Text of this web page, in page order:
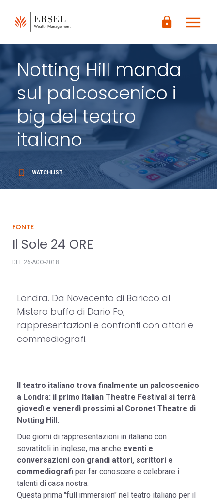
CONTENUTO
PRINCIPALE
PIÈ DI
PAGINA
lock menu
Notting Hill manda
sul palcoscenico i
big del teatro
italiano
bookmark_border WATCHLIST
FONTE
Il Sole 24 ORE
DEL 26-AGO-2018
Londra. Da Novecento di Baricco al
Mistero buffo di Dario Fo,
rappresentazioni e confronti con attori e
commediografi.
Il teatro italiano trova finalmente un palcoscenico
a Londra: il primo Italian Theatre Festival si terrà
giovedì e venerdì prossimi al Coronet Theatre di
Notting Hill.
Due giorni di rappresentazioni in italiano con
sovratitoli in inglese, ma anche eventi e
conversazioni con grandi attori, scrittori e
commediografi per far conoscere e celebrare i
talenti di casa nostra.
Questa prima "full immersion" nel teatro italiano per il